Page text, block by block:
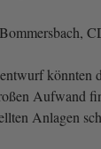
könnten
Aufwand
Anlagen